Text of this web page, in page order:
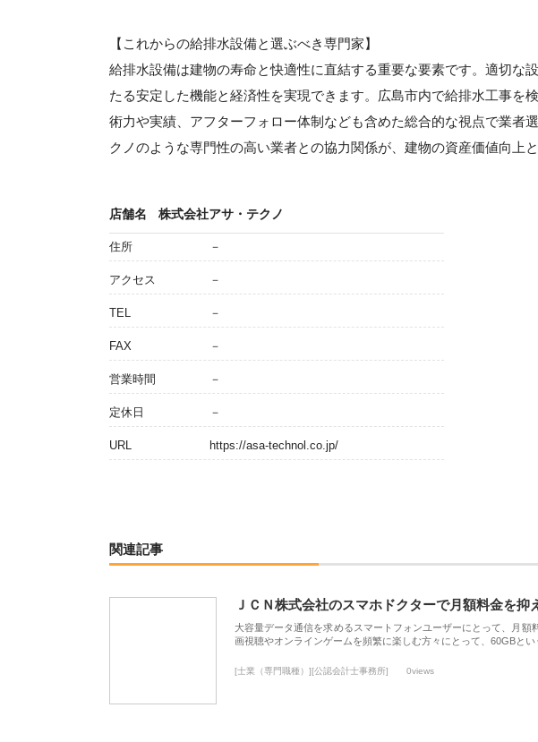
【これからの給排水設備と選ぶべき専門家】
給排水設備は建物の寿命と快適性に直結する重要な要素です。適切な
たる安定した機能と経済性を実現できます。広島市内で給排水工事を
術力や実績、アフターフォロー体制なども含めた総合的な視点で業者
クノのような専門性の高い業者との協力関係が、建物の資産価値向上
店舗名 株式会社アサ・テクノ
住所 －
アクセス －
TEL －
FAX －
営業時間 －
定休日 －
URL https://asa-technol.co.jp/
関連記事
ＪＣＮ株式会社のスマホドクターで月額料金を
大容量データ通信を求めるスマートフォンユーザーにとって、月
画視聴やオンラインゲームを頻繁に楽しむ方々にとって、60GBと
[士業（専門職種）][公認会計士事務所] 0views